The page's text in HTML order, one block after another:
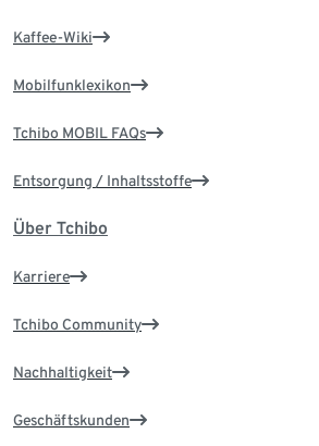
Kaffee-Wiki
Mobilfunklexikon
Tchibo MOBIL FAQs
Entsorgung / Inhaltsstoffe
Über Tchibo
Karriere
Tchibo Community
Nachhaltigkeit
Geschäftskunden